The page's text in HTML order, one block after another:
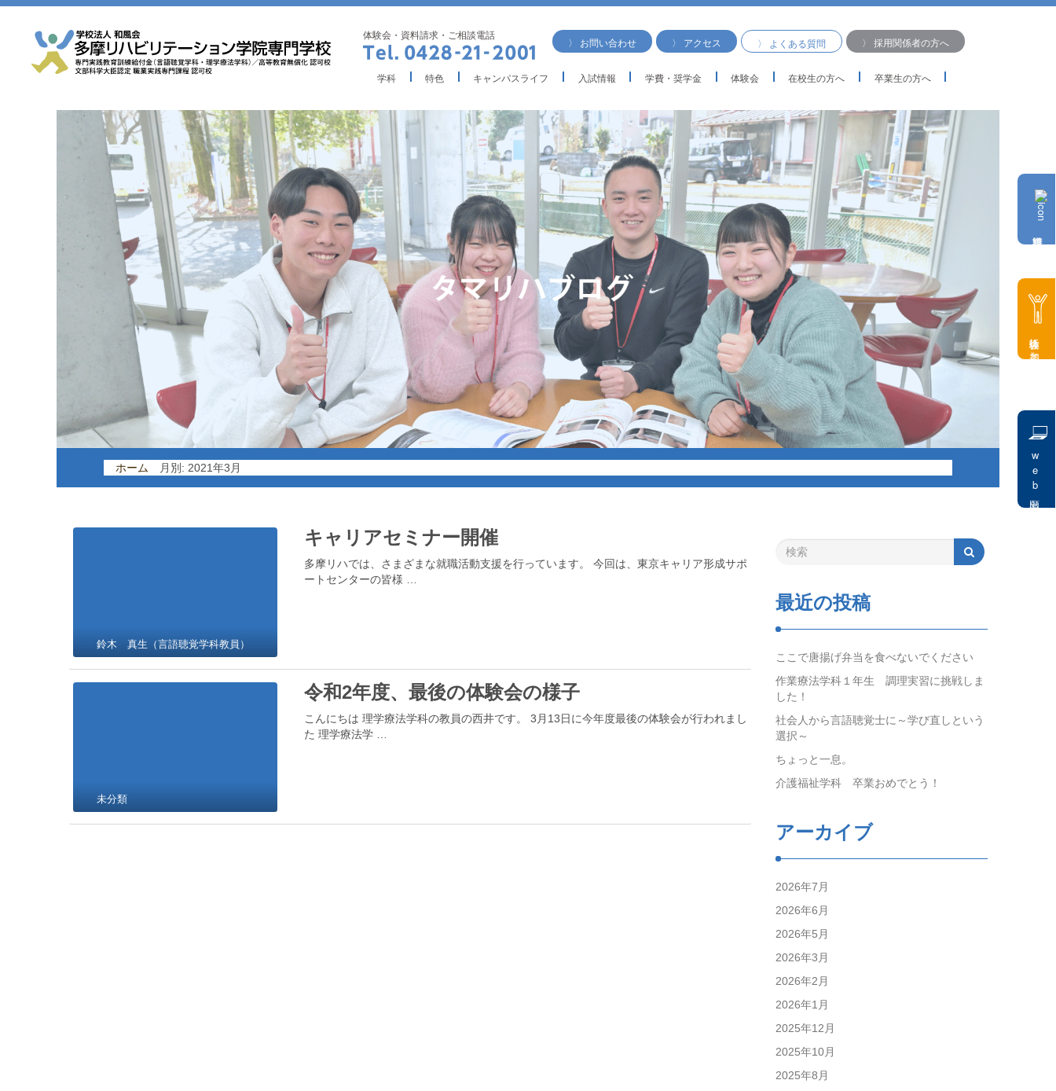
体験会・資料請求・ご相談電話
〉 お問い合わせ 〉 アクセス 〉 よくある質問 〉 採用関係者の方へ
学科 特色 キャンパスライフ 入試情報 学費・奨学金 体験会 在校生の方へ 卒業生の方へ
体験会に参加
web出願
ホーム 月別: 2021年3月
鈴木 真生（言語聴覚学科教員）
キャリアセミナー開催
多摩リハでは、さまざまな就職活動支援を行っています。 今回は、東京キャリア形成サポ
ートセンターの皆様 …
未分類
令和2年度、最後の体験会の様子
こんにちは 理学療法学科の教員の西井です。 3月13日に今年度最後の体験会が行われまし
た 理学療法学 …
最近の投稿
ここで唐揚げ弁当を食べないでください
作業療法学科１年生 調理実習に挑戦しま
した！
社会人から言語聴覚士に～学び直しという
選択～
ちょっと一息。
介護福祉学科 卒業おめでとう！
アーカイブ
2026年7月
2026年6月
2026年5月
2026年3月
2026年2月
2026年1月
2025年12月
2025年10月
2025年8月